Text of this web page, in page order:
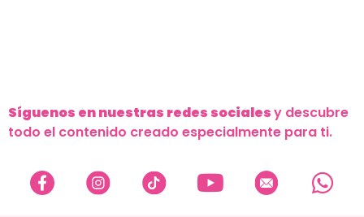
Síguenos en nuestras redes socialesy descubre
todo el contenido creado especialmente para ti.